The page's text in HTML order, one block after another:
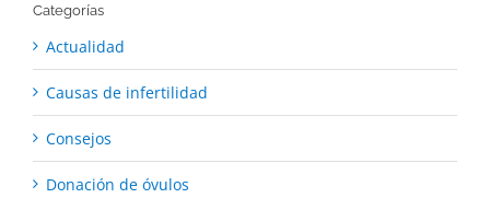
Categorías
Actualidad
Causas de infertilidad
Consejos
Donación de óvulos